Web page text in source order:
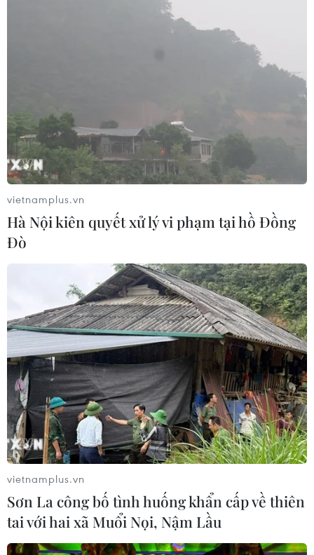
vietnamplus.vn
Hà Nội kiên quyết xử lý vi phạm tại hồ Đồng
Đò
vietnamplus.vn
Sơn La công bố tình huống khẩn cấp về thiên
tai với hai xã Muổi Nọi, Nậm Lầu